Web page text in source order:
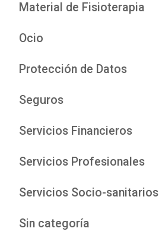
Material de Fisioterapia
Ocio
Protección de Datos
Seguros
Servicios Financieros
Servicios Profesionales
Servicios Socio-sanitarios
Sin categoría